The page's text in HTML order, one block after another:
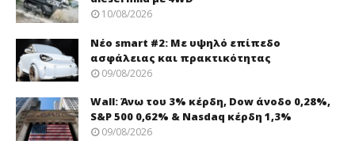
10/08/2026
Νέo smart #2: Με υψηλό επίπεδο
ασφάλειας και πρακτικότητας
09/08/2026
Wall: Άνω του 3% κέρδη, Dow άνοδο 0,28%,
S&P 500 0,62% & Nasdaq κέρδη 1,3%
09/08/2026